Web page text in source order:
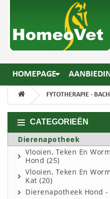
HOMEPAGE
FYTOTHERAPIE -
CATEGORIEËN
Dierenapotheek
Vlooien, Teken En
Hond (25)
Vlooien, Teken En
Kat (20)
Dierenapotheek Hond -